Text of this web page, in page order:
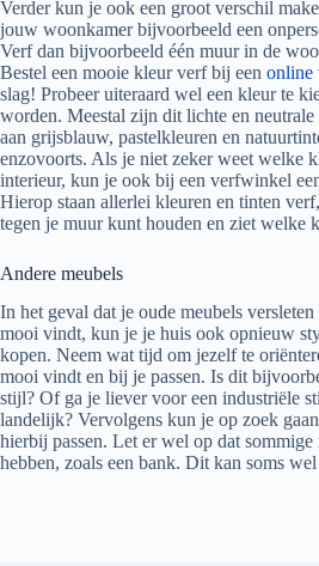
Verder kun je ook een groot verschil
jouw woonkamer bijvoorbeeld een
Verf dan bijvoorbeeld één muur in de
Bestel een mooie kleur verf bij een online
slag! Probeer uiteraard wel een kleur te
worden. Meestal zijn dit lichte en
aan grijsblauw, pastelkleuren en
enzovoorts. Als je niet zeker weet welke
interieur, kun je ook bij een verfwinkel
Hierop staan allerlei kleuren en tinten
tegen je muur kunt houden en ziet welke
Andere meubels
In het geval dat je oude meubels
mooi vindt, kun je je huis ook opnieuw
kopen. Neem wat tijd om jezelf te
mooi vindt en bij je passen. Is dit
stijl? Of ga je liever voor een industriële
landelijk? Vervolgens kun je op zoek
hierbij passen. Let er wel op dat
hebben, zoals een bank. Dit kan soms